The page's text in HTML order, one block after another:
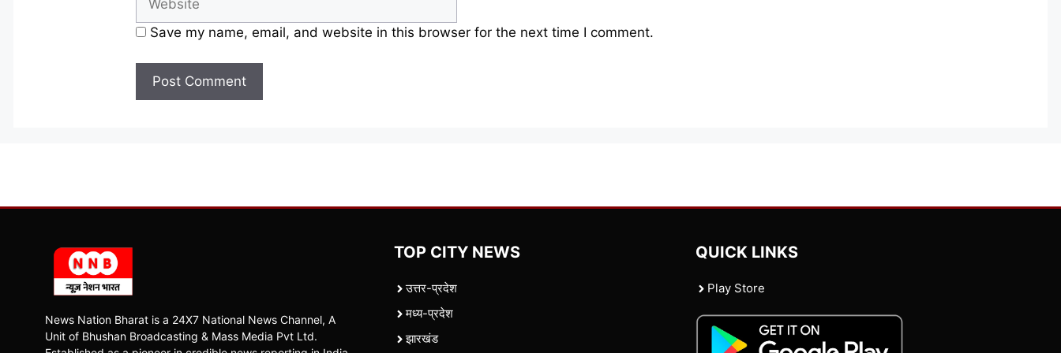
Save my name, email, and website in this browser for the next time I comment.
News Nation Bharat is a 24X7 National News Channel, A
Unit of Bhushan Broadcasting & Mass Media Pvt Ltd.
TOP CITY NEWS
उत्तर-प्रदेश
मध्य-प्रदेश
झारखंड
QUICK LINKS
Play Store